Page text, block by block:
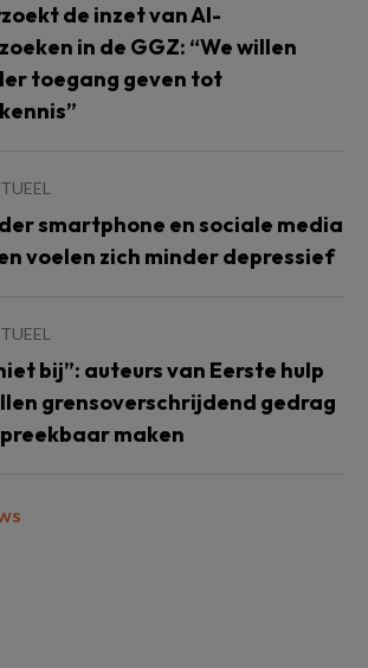
de inzet van AI-
in de GGZ: “We willen
toegang geven tot
smartphone en sociale media
voelen zich minder depressief
bij”: auteurs van Eerste hulp
grensoverschrijdend gedrag
maken